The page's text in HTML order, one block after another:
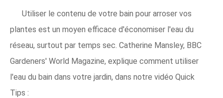
Utiliser le contenu de votre bain pour arroser vos
plantes est un moyen efficace d'économiser l'eau du
réseau, surtout par temps sec. Catherine Mansley, BBC
Gardeners' World Magazine, explique comment utiliser
l'eau du bain dans votre jardin, dans notre vidéo Quick
Tips :